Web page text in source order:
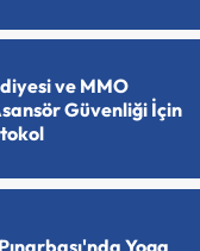
ve MMO
Güvenliği İçin